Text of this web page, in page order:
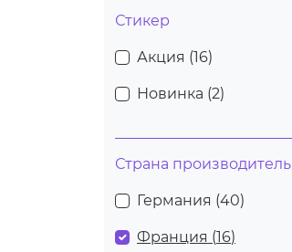
Стикер
Акция (16)
Новинка (2)
Страна производитель
Германия (40)
Франция (16)